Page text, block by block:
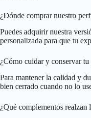
¿Dónde comprar nuestro
Puedes adquirir nuestra
personalizada para que tu
¿Cómo cuidar y conservar
Para mantener la calidad y
bien cerrado cuando no lo
¿Qué complementos